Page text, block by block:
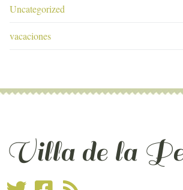
Uncategorized
vacaciones
Villa de la